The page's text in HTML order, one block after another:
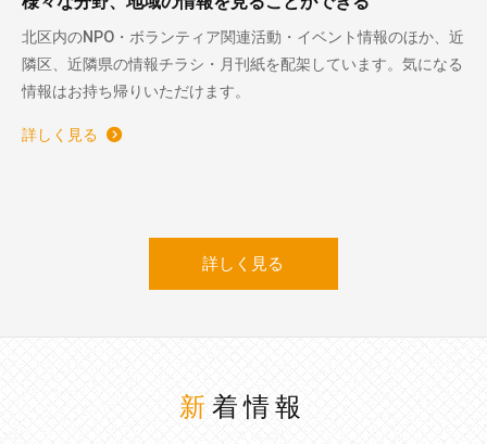
北区内のNPO・ボランティア関連活動・イベント情報のほか、近
隣区、近隣県の情報チラシ・月刊紙を配架しています。気になる
情報はお持ち帰りいただけます。
詳しく見る
詳しく見る
新着情報